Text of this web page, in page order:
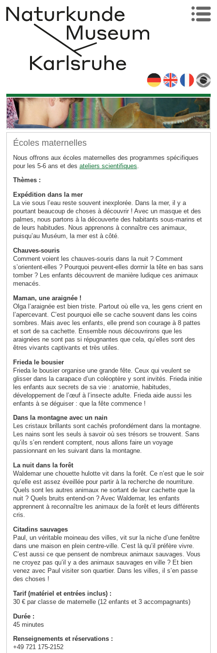
Écoles maternelles
Nous offrons aux écoles maternelles des programmes spécifiques
pour les 5-6 ans et des ateliers scientifiques
Thèmes :
Expédition dans la mer
La vie sous l’eau reste souvent inexplorée. Dans la mer, il y a
pourtant beaucoup de choses à découvrir ! Avec un masque et des
palmes, nous partons à la découverte des habitants sous-marins et
de leurs habitudes. Nous apprenons à connaître ces animaux,
puisqu’au Muséum, la mer est à côté.
Chauves-souris
Comment voient les chauves-souris dans la nuit ? Comment
s’orientent-elles ? Pourquoi peuvent-elles dormir la tête en bas sans
tomber ? Les enfants découvrent de manière ludique ces animaux
menacés.
Maman, une araignée !
Olga l’araignée est bien triste. Partout où elle va, les gens crient en
l’apercevant. C’est pourquoi elle se cache souvent dans les coins
sombres. Mais avec les enfants, elle prend son courage à 8 pattes
et sort de sa cachette. Ensemble nous découvrirons que les
araignées ne sont pas si répugnantes que cela, qu’elles sont des
êtres vivants captivants et très utiles.
Frieda le bousier
Frieda le bousier organise une grande fête. Ceux qui veulent se
glisser dans la carapace d’un coléoptère y sont invités. Frieda initie
les enfants aux secrets de sa vie : anatomie, habitudes,
développement de l’œuf à l’insecte adulte. Frieda aide aussi les
enfants à se déguiser : que la fête commence !
Dans la montagne avec un nain
Les cristaux brillants sont cachés profondément dans la montagne.
Les nains sont les seuls à savoir où ses trésors se trouvent. Sans
qu’ils s’en rendent comptent, nous allons faire un voyage
passionnant en les suivant dans la montagne.
La nuit dans la forêt
Waldemar une chouette hulotte vit dans la forêt. Ce n’est que le soir
qu’elle est assez éveillée pour partir à la recherche de nourriture.
Quels sont les autres animaux ne sortant de leur cachette que la
nuit ? Quels bruits entend-on ? Avec Waldemar, les enfants
apprennent à reconnaître les animaux de la forêt et leurs différents
cris.
Citadins sauvages
Paul, un véritable moineau des villes, vit sur la niche d’une fenêtre
dans une maison en plein centre-ville. C’est là qu’il préfère vivre.
C’est aussi ce que pensent de nombreux animaux sauvages. Vous
ne croyez pas qu’il y a des animaux sauvages en ville ? Et bien
venez avec Paul visiter son quartier. Dans les villes, il s’en passe
des choses !
Tarif (matériel et entrées inclus) :
30 € par classe de maternelle (12 enfants et 3 accompagnants)
Durée :
45 minutes
Renseignements et réservations :
+49 721 175-2152